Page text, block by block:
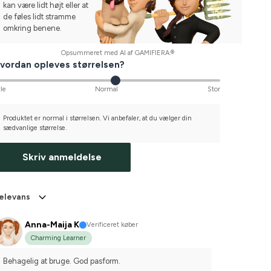
kan være lidt højt eller at
de føles lidt stramme
omkring benene.
Opsummeret med AI af GAMIFIERA.®
opleves størrelsen?
Normal Stor
Produktet er normal i størrelsen. Vi anbefaler, at du vælger din
sædvanlige størrelse.
Skriv anmeldelse
Anna-Maija K
Verificeret køber
Charming Learner
Behagelig at bruge. God pasform.